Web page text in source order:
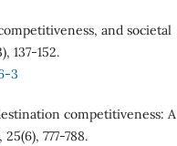
and societal
137-152.
3
competitiveness: A
777-788.